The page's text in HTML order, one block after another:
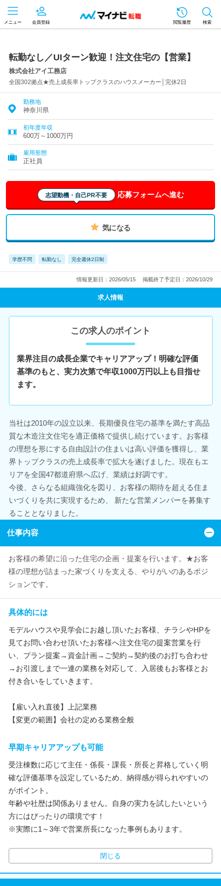
メニュー 会員登録 閲覧履歴 検索
転勤なし／UIターン歓迎！注文住宅の【営業】
株式会社アイ工務店
全国302拠点★売上成長率トップクラスのハウスメーカー│完休2日
勤務地
神奈川県
初年度年収
600万～1000万円
雇用形態
正社員
志望動機・自己PR不要 応募フォームへ進む
気になる
学歴不問 転勤なし 完全週休2日制
情報更新日：2026/05/15 掲載終了予定日：2026/10/29
求人情報
この求人のポイント
業界注目の成長企業でキャリアアップ！明確な評価
基準のもと、実力次第で年収1000万円以上も目指せ
ます。
当社は2010年の設立以来、長期優良住宅の基準を満たす高品
質な木造注文住宅を適正価格で提供し続けています。お客様
の理想を形にする自由設計の住まいは高い評価を獲得し、業
界トップクラスの売上成長率で拡大を遂げました。現在もエ
リアを全国47都道府県へ広げ、業績は好調です。
今後、さらなる組織強化を図り、お客様の期待を超える住ま
いづくりを共に実現するため、 新たな営業メンバーを募集す
ることとなりました。
仕事内容
お客様の希望に沿った住宅の企画・提案を行います。★お客
様の理想が詰まった家づくりを支える、やりがいのあるポジ
ションです。
具体的には
モデルハウスや見学会にお越し頂いたお客様、チラシやHPを
見てお問い合わせ頂いたお客様へ注文住宅の提案営業を行
い、プラン提案→資金計画→ご契約→契約後のお打ち合わせ
→お引渡しまで一連の業務を対応して、入居後もお客様とお
付き合いをしていきます。
【雇い入れ直後】上記業務
【変更の範囲】会社の定める業務全般
早期キャリアアップも可能
受注棟数に応じて主任・係長・課長・所長と昇格していく明
確な評価基準を設定しているため、納得感が得られやすいの
がポイント。
年齢や社歴は関係ありません。自身の実力を試したいという
方にはぴったりの環境です！
※実際に1～3年で営業所長になった事例もあります。
閉じる